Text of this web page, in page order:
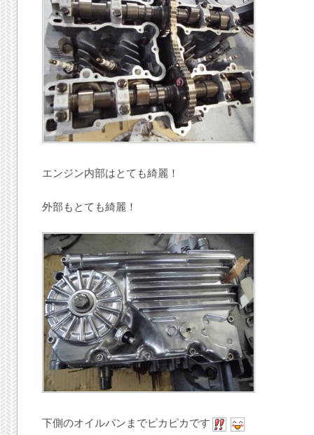
エンジン内部はとても綺麗！
外部もとても綺麗！
下側のオイルパンまでピカピカです